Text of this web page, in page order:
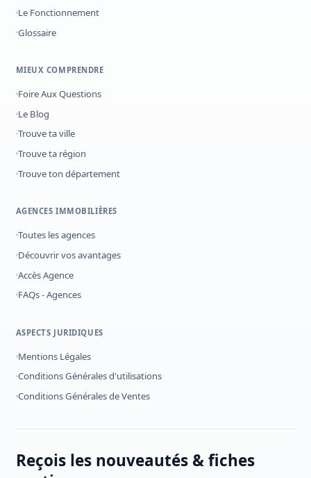
Le Fonctionnement
Glossaire
MIEUX COMPRENDRE
Foire Aux Questions
Le Blog
Trouve ta ville
Trouve ta région
Trouve ton département
AGENCES IMMOBILIÈRES
Toutes les agences
Découvrir vos avantages
Accès Agence
FAQs - Agences
ASPECTS JURIDIQUES
Mentions Légales
Conditions Générales d'utilisations
Conditions Générales de Ventes
Reçois les nouveautés & fiches